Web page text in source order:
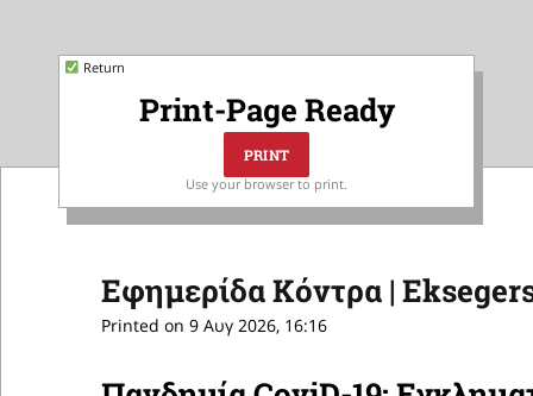
Return
Print-Page Ready
Use your browser to print.
Εφημερίδα Κόντρα |
Printed on 9 Αυγ 2026, 16:16